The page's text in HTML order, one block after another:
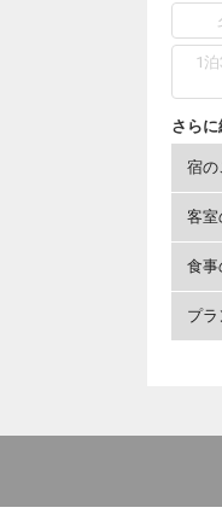
1
さら
宿の
客室
食事
プラ